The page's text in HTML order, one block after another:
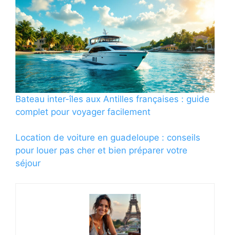
Bateau inter-îles aux Antilles françaises : guide
complet pour voyager facilement
Location de voiture en guadeloupe : conseils
pour louer pas cher et bien préparer votre
séjour